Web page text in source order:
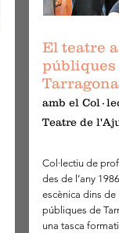
El teatre
Tarragona
amb el
Teatre de
Col·lectiu de
des de l’any
escènica dins de
públiques de
una tasca